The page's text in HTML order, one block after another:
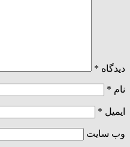
دیدگاه *
نام *
ایمیل *
وب‌ سایت